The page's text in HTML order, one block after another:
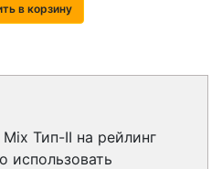
в корзину
Тип-II на рейлинг
использовать